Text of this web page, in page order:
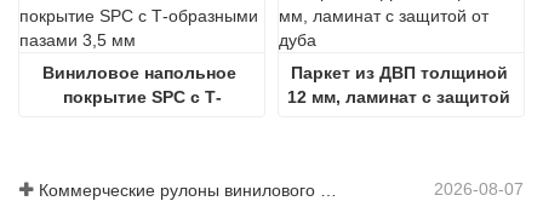
Виниловое напольное
покрытие SPC с Т-
Паркет из ДВП толщиной
12 мм, ламинат с защитой
2026-08-07